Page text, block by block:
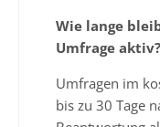
Wie lange
Umfrage aktiv?
Umfragen im
bis zu 30 Tage